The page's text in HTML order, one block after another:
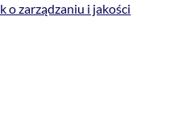
o zarządzaniu i jakości